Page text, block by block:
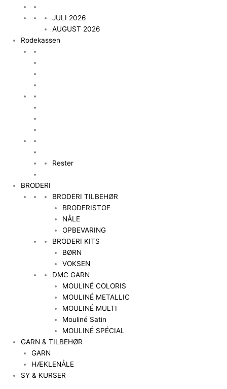
JULI 2026
AUGUST 2026
Rodekassen
Rester
BRODERI
BRODERI TILBEHØR
BRODERISTOF
NÅLE
OPBEVARING
BRODERI KITS
BØRN
VOKSEN
DMC GARN
MOULINÉ COLORIS
MOULINÉ METALLIC
MOULINÉ MULTI
Mouliné Satin
MOULINÉ SPÉCIAL
GARN & TILBEHØR
GARN
HÆKLENÅLE
SY & KURSER